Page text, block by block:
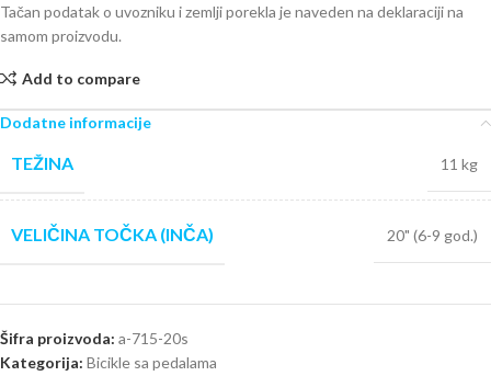
Tačan podatak o uvozniku i zemlji porekla je naveden na deklaraciji na
samom proizvodu.
Add to compare
Dodatne informacije
TEŽINA 11 kg
VELIČINA TOČKA (INČA) 20" (6-9 god.)
Šifra proizvoda: a-715-20s
Kategorija: Bicikle sa pedalama